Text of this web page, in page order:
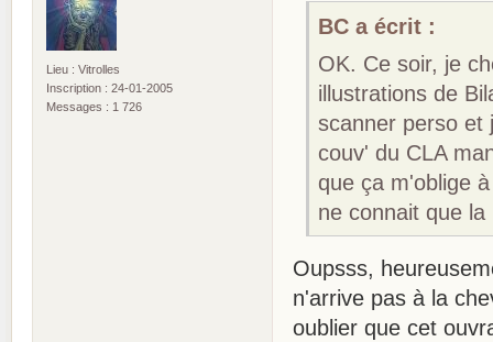
Lieu : Vitrolles
Inscription : 24-01-2005
Messages : 1 726
BC a écrit :
OK. Ce soir, je
illustrations de
scanner perso et
couv' du CLA
que ça m'oblige
ne connait que
Oupsss,
n'arrive pas à la
oublier que cet